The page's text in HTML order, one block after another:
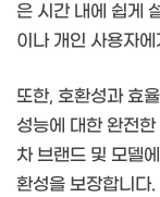
은 시간 내에 쉽게
이나 개인 사용자
또한, 호환성과 효
성능에 대한 완전
차 브랜드 및 모델
환성을 보장합니다.